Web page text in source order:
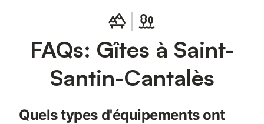
FAQs: Gîtes à Saint-
Santin-Cantalès
Quels types d'équipements ont